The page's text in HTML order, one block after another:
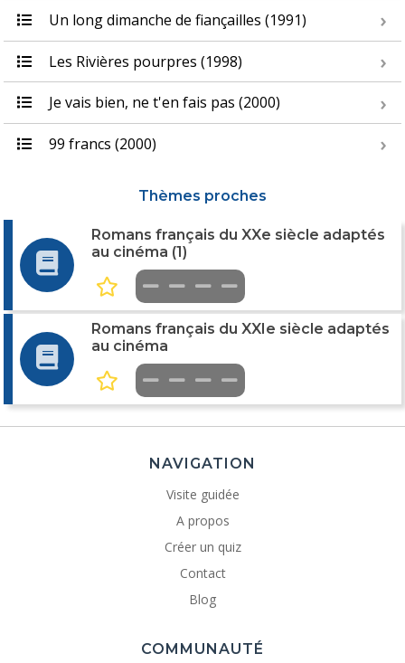
Un long dimanche de fiançailles (1991)
Les Rivières pourpres (1998)
Je vais bien, ne t'en fais pas (2000)
99 francs (2000)
Thèmes proches
Romans français du XXe siècle adaptés
au cinéma (1)
Romans français du XXIe siècle adaptés
au cinéma
NAVIGATION
Visite guidée
A propos
Créer un quiz
Contact
Blog
COMMUNAUTÉ